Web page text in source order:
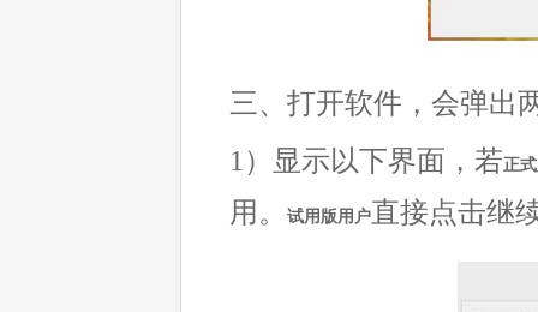
三、打开软件，会弹出
1）显示以下界面，若正
用。 试用版用户直接点击继